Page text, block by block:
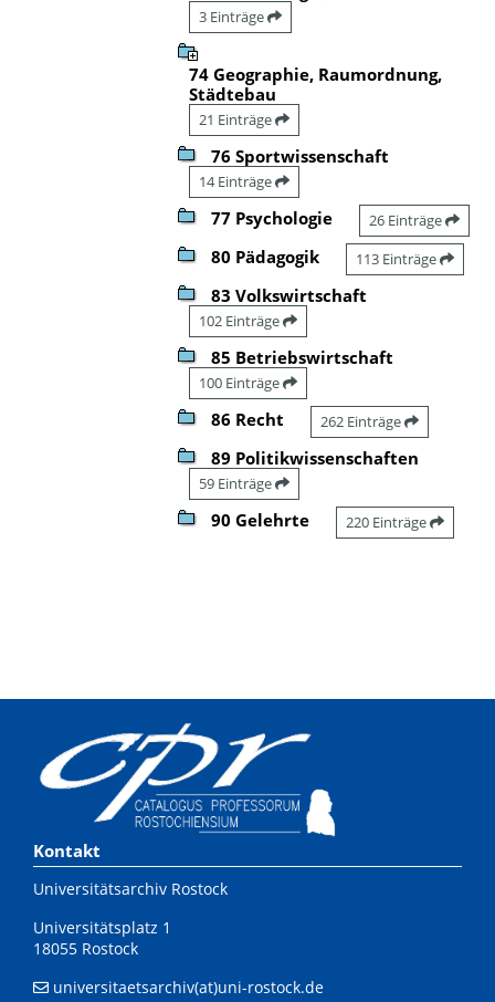
3 Einträge
74 Geographie, Raumordnung,
Städtebau
21 Einträge
76 Sportwissenschaft
14 Einträge
77 Psychologie 26 Einträge
80 Pädagogik 113 Einträge
83 Volkswirtschaft
102 Einträge
85 Betriebswirtschaft
100 Einträge
86 Recht 262 Einträge
89 Politikwissenschaften
59 Einträge
90 Gelehrte 220 Einträge
Kontakt
Universitätsarchiv Rostock
Universitätsplatz 1
18055 Rostock
universitaetsarchiv(at)uni-rostock.de